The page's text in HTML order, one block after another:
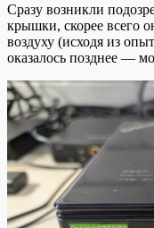
Сразу возникли
крышки, скорее всего
воздуху (исходя из
оказалось позднее —